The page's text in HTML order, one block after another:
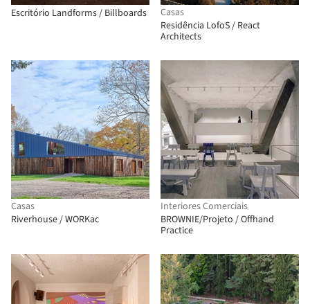
Escritório Landforms / Billboards
Casas
Residência LofoS / React
Architects
Casas
Riverhouse / WORKac
Interiores Comerciais
BROWNIE/Projeto / Offhand
Practice